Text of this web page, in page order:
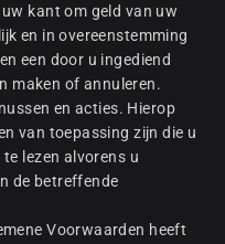
kant om geld van uw
en in overeenstemming
een door u ingediend
maken of annuleren.
en acties. Hierop
van toepassing zijn die u
lezen alvorens u
de betreffende
Voorwaarden heeft